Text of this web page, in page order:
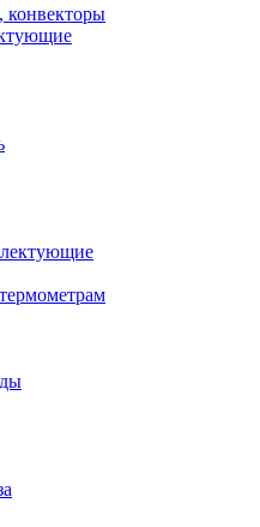
конвекторы